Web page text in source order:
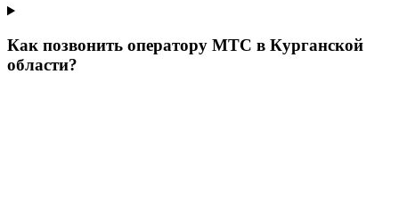
Как позвонить оператору МТС в Курганской
области?